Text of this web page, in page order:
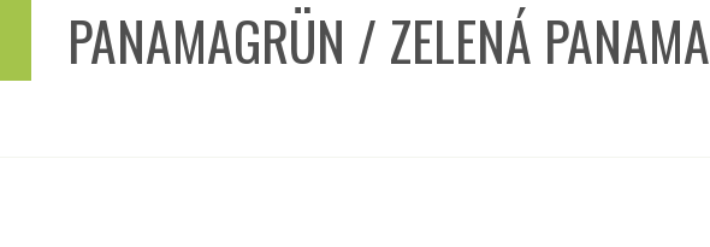
PANAMAGRÜN / ZELENÁ PANAMA